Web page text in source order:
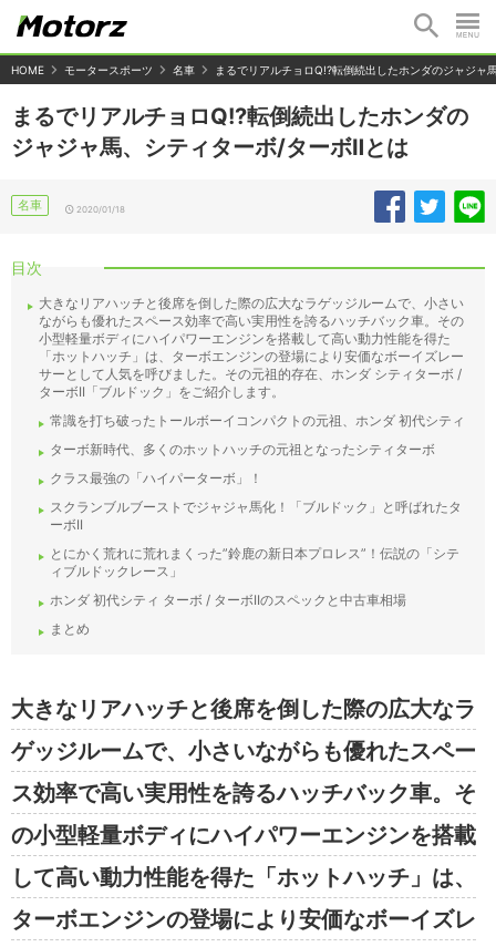
HOME モータースポーツ 名車 まるでリアルチョロQ!?転倒続出したホンダのジャジャ
まるでリアルチョロQ!?転倒続出したホンダの
ジャジャ馬、シティターボ/ターボⅡとは
名車 2020/01/18
目次
大きなリアハッチと後席を倒した際の広大なラゲッジルームで、小さい
ながらも優れたスペース効率で高い実用性を誇るハッチバック車。その
小型軽量ボディにハイパワーエンジンを搭載して高い動力性能を得た
「ホットハッチ」は、ターボエンジンの登場により安価なボーイズレー
サーとして人気を呼びました。その元祖的存在、ホンダ シティターボ /
ターボII「ブルドック」をご紹介します。
常識を打ち破ったトールボーイコンパクトの元祖、ホンダ 初代シティ
ターボ新時代、多くのホットハッチの元祖となったシティターボ
クラス最強の「ハイパーターボ」！
スクランブルブーストでジャジャ馬化！「ブルドック」と呼ばれたタ
ーボII
とにかく荒れに荒れまくった”鈴鹿の新日本プロレス”！伝説の「シテ
ィブルドックレース」
ホンダ 初代シティ ターボ / ターボIIのスペックと中古車相場
まとめ
大きなリアハッチと後席を倒した際の広大なラ
ゲッジルームで、小さいながらも優れたスペー
ス効率で高い実用性を誇るハッチバック車。そ
の小型軽量ボディにハイパワーエンジンを搭載
して高い動力性能を得た「ホットハッチ」は、
ターボエンジンの登場により安価なボーイズレ